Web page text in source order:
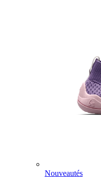
Nouveautés